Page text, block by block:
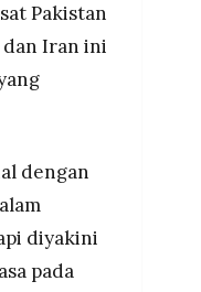
Pakistan
dan Iran ini
dengan
diyakini
pada